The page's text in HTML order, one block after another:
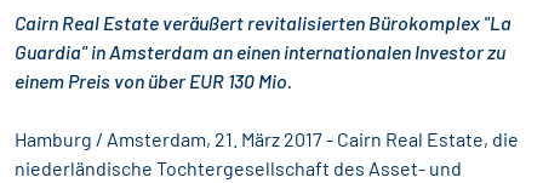
Cairn Real Estate veräußert revitalisierten Bürokomplex "La
Guardia" in Amsterdam an einen internationalen Investor zu
einem Preis von über EUR 130 Mio.
Hamburg / Amsterdam, 21. März 2017 - Cairn Real Estate, die
niederländische Tochtergesellschaft des Asset- und